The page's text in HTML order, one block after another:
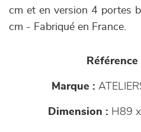
cm et en version 4 portes
cm - Fabriqué en France.
Référence
Marque :
Dimension : H89